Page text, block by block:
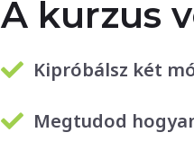
A kurzus
Kipróbálsz két
Megtudod